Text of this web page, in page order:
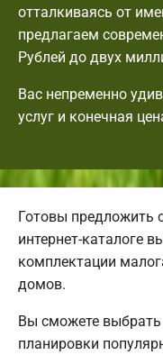
отталкиваясь от
предлагаем
Рублей до двух
Вас непременно
услуг и конечная
Готовы
интернет-каталоге
комплектации
домов.
Вы сможете выбрать
планировки